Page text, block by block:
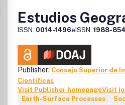
Estudios
ISSN: 0014-1496eISSN: 1988-
Publisher: Consejo Superior de
Científicas
Visit Publisher homepageVisit
Earth-Surface Processes